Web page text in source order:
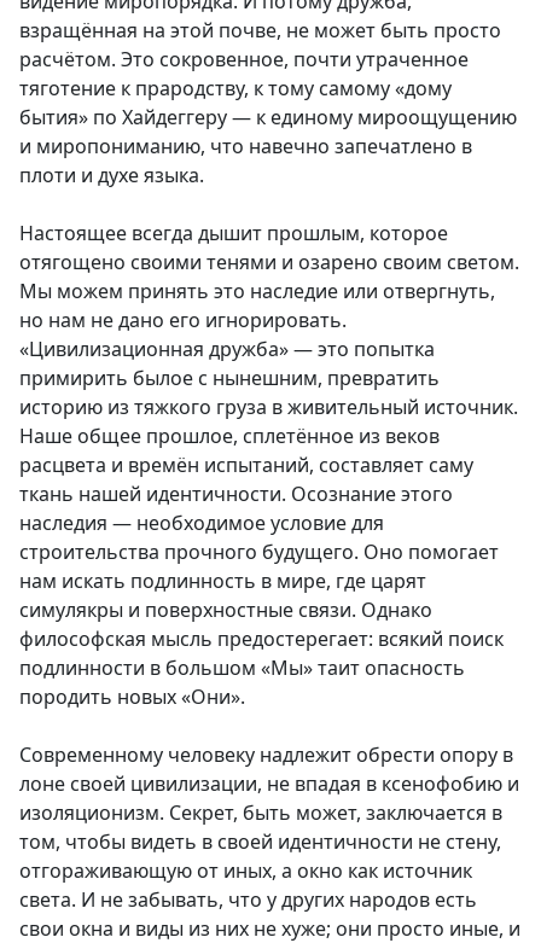
взращённая на этой почве, не может быть просто
расчётом. Это сокровенное, почти утраченное
тяготение к прародству, к тому самому «дому
бытия» по Хайдеггеру — к единому мироощущению
и миропониманию, что навечно запечатлено в
плоти и духе языка.
Настоящее всегда дышит прошлым, которое
отягощено своими тенями и озарено своим светом.
Мы можем принять это наследие или отвергнуть,
но нам не дано его игнорировать.
«Цивилизационная дружба» — это попытка
примирить былое с нынешним, превратить
историю из тяжкого груза в живительный источник.
Наше общее прошлое, сплетённое из веков
расцвета и времён испытаний, составляет саму
ткань нашей идентичности. Осознание этого
наследия — необходимое условие для
строительства прочного будущего. Оно помогает
нам искать подлинность в мире, где царят
симулякры и поверхностные связи. Однако
философская мысль предостерегает: всякий поиск
подлинности в большом «Мы» таит опасность
породить новых «Они».
Современному человеку надлежит обрести опору в
лоне своей цивилизации, не впадая в ксенофобию и
изоляционизм. Секрет, быть может, заключается в
том, чтобы видеть в своей идентичности не стену,
отгораживающую от иных, а окно как источник
света. И не забывать, что у других народов есть
свои окна и виды из них не хуже; они просто иные, и